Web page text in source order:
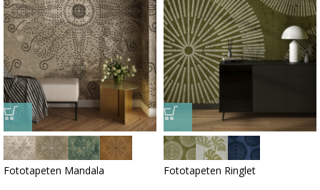
Fototapeten Mandala Fototapeten Ringlet